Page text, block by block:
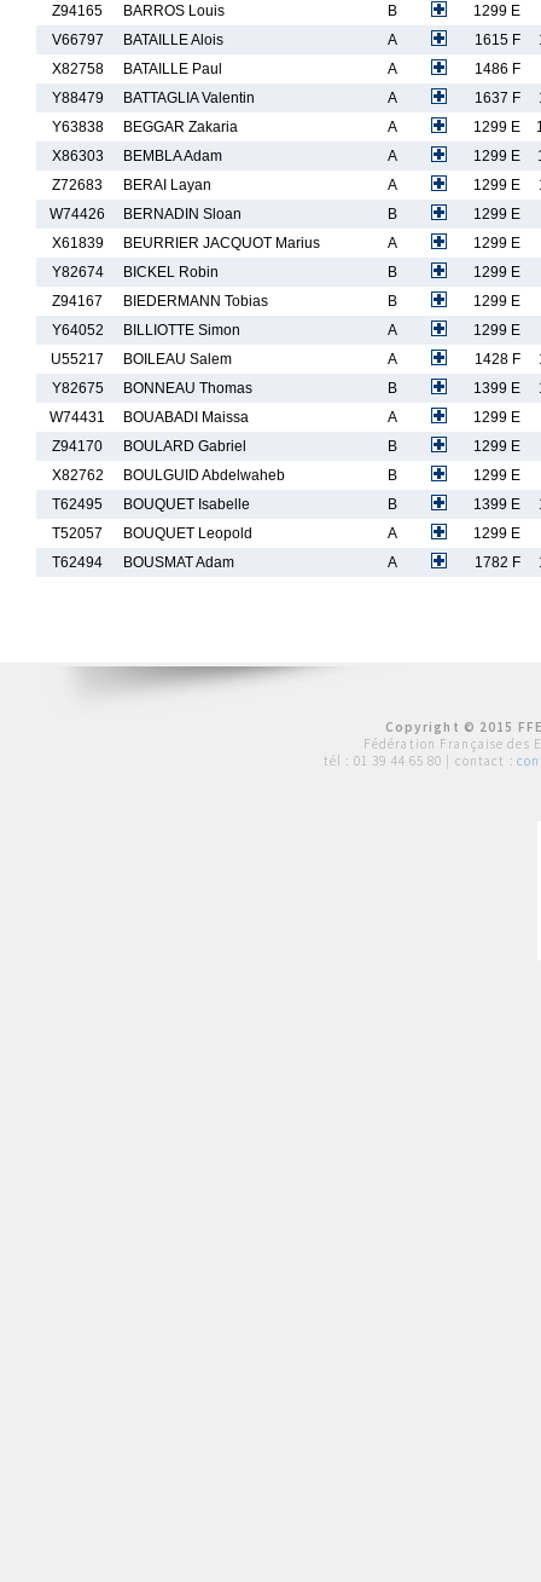
Z94165
BARROS Louis B
1299 E
V66797
BATAILLE Alois A 1615 F
X82758
BATAILLE Paul A
1486 F
Y88479
BATTAGLIA Valentin A 1637 F
Y63838
BEGGAR Zakaria A 1299 E
X86303
BEMBLA Adam A 1299 E
Z72683
BERAI Layan A 1299 E
W74426
BERNADIN Sloan B
1299 E
X61839
BEURRIER JACQUOT Marius A
1299 E
Y82674
BICKEL Robin B
1299 E
Z94167
BIEDERMANN Tobias B
1299 E
Y64052
BILLIOTTE Simon A
1299 E
U55217
BOILEAU Salem A 1428 F
Y82675
BONNEAU Thomas B 1399 E
W74431
BOUABADI Maissa A
1299 E
Z94170
BOULARD Gabriel B
1299 E
X82762
BOULGUID Abdelwaheb B
1299 E
T62495
BOUQUET Isabelle B 1399 E
T52057
BOUQUET Leopold A
1299 E
T62494
BOUSMAT Adam A 1782 F
Copyright © 2015
Fédération Française des
tél : 01 39 44 65 80 | contact :